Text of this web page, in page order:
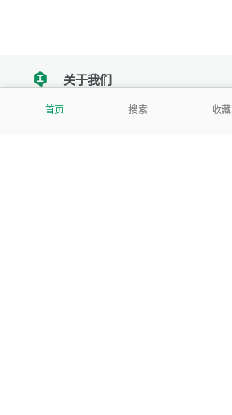
首页 搜索 收藏
tencent关于我们
我们努力把每一个工具做成批量处理的产品